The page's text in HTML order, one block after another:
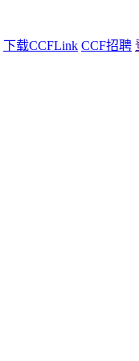
下载CCFLink CCF招聘